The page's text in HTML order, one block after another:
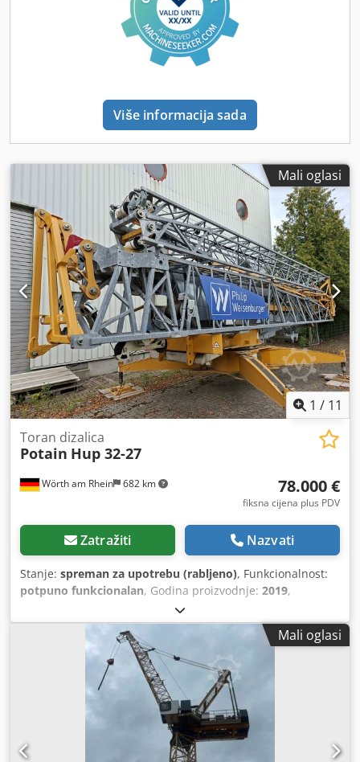
Više informacija sada
Mali oglasi
1 / 11
Wörth am Rhein 682 km
Toran dizalica
Potain Hup 32-27
78.000 €
fiksna cijena plus PDV
Zatražiti Nazvati
Stanje: spreman za upotrebu (rabljeno), Funkcionalnost:
potpuno funkcionalan, Godina proizvodnje: 2019,
Prodajemo naš građevinski kran zbog smanjenja tvrtke.
Radi se o POTAIN HUP 32-27 iz 2019. godine. Kran je u
odličnom stanju, s uobičajenim tragovima korištenja.
Nema poznatih nedostataka. Kran nije bio u najmu.
Tehnički detalji: - Maksimalni doseg: 32 metra -
Maksimalna visina kuk: 27 metara - Maksimalna nosivost:
4.000 kg (do dosega od cca 12 metara) - Nosivost na vrhu:
1.000 kg (pri punom dosegu od 32 metra) - Dimenzije
oslonca: 4 m x 4 m - Polumjer okretanja: 2,25 metra ili 2,75
Mali oglasi